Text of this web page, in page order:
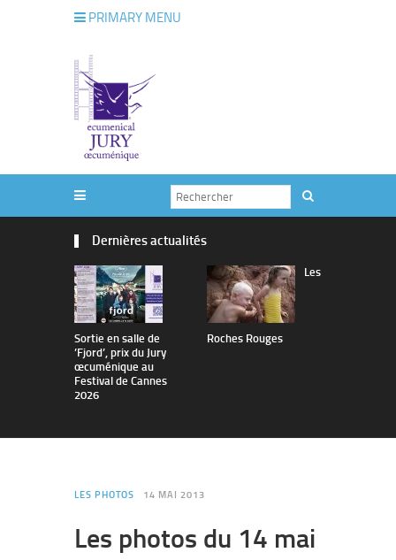
PRIMARY MENU
Dernières actualités
Sortie en salle de
’Fjord’, prix du Jury
œcuménique au
Festival de Cannes
2026
Les
Roches Rouges
LES PHOTOS 14 MAI 2013
Les photos du 14 mai